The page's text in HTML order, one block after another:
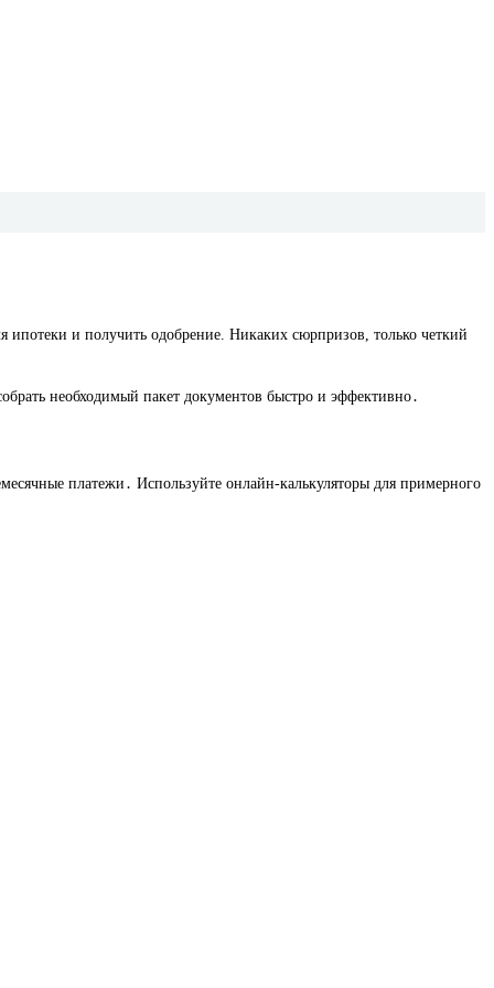
ипотеки и получить одобрение. Никаких сюрпризов, только четкий
необходимый пакет документов быстро и эффективно․
платежи․ Используйте онлайн-калькуляторы для примерного